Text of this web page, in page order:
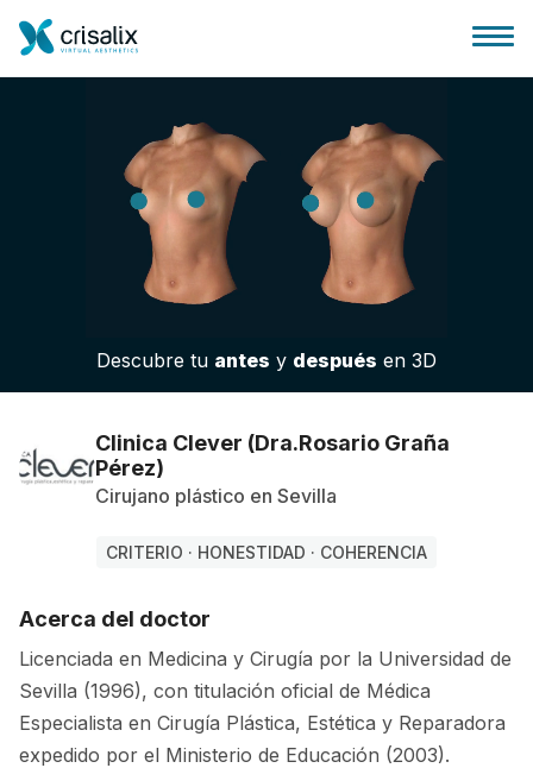
Página de inicio
Plataforma 3D de negocio
Planes y Precios
Reseñas de pacientes
Descubre tu antes y después en 3D
Clinica Clever (Dra.Rosario Graña
Pérez)
Cirujano plástico en Sevilla
CRITERIO · HONESTIDAD · COHERENCIA
Acerca del doctor
Licenciada en Medicina y Cirugía por la Universidad de
Sevilla (1996), con titulación oficial de Médica
Especialista en Cirugía Plástica, Estética y Reparadora
expedido por el Ministerio de Educación (2003).